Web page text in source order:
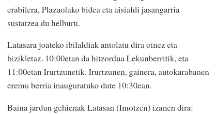
erabilera, Plazaolako bidea eta aisialdi jasangarria
sustatzea du helburu.
Latasara joateko ibilaldiak antolatu dira oinez eta
bizikletaz. 10:00etan da hitzordua Lekunberritik, eta
11:00etan Irurtzunetik. Irurtzunen, gainera, autokarabanen
eremu berria inauguratuko dute 10:30ean.
Baina jardun gehienak Latasan (Imotzen) izanen dira: